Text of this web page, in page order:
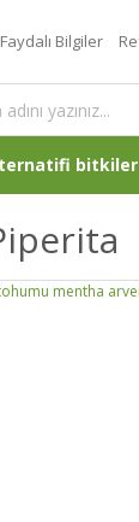
Faydalı Bilgiler
bitkiler